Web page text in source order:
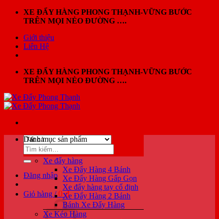
dung
XE ĐẨY HÀNG PHONG THẠNH-VỮNG BƯỚC
TRÊN MỌI NẺO ĐƯỜNG ….
Giới thiệu
Liên Hệ
XE ĐẨY HÀNG PHONG THẠNH-VỮNG BƯỚC
TRÊN MỌI NẺO ĐƯỜNG ….
Tìm
kiếm:
Đăng nhập
Giỏ hàng /0₫
Danh mục sản phẩm
Xe đẩy hàng
Xe Đẩy Hàng 4 Bánh
Xe Đẩy Hàng Gấp Gọn
Xe đẩy hàng tay cố định
Xe Đẩy Hàng 2 Bánh
Bánh Xe Đẩy Hàng
Xe Kéo Hàng